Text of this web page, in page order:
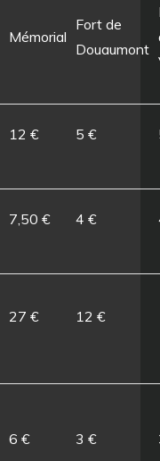
Mémorial
Fort de
Douaumont
12 € 5 €
7,50 € 4 €
27 € 12 €
6 € 3 €